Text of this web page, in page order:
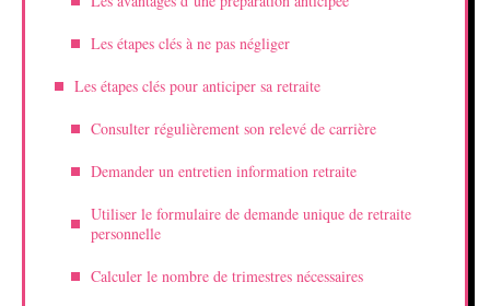
Les étapes clés à ne pas négliger
Les étapes clés pour anticiper sa retraite
Consulter régulièrement son relevé de carrière
Demander un entretien information retraite
Utiliser le formulaire de demande unique de retraite
personnelle
Calculer le nombre de trimestres nécessaires